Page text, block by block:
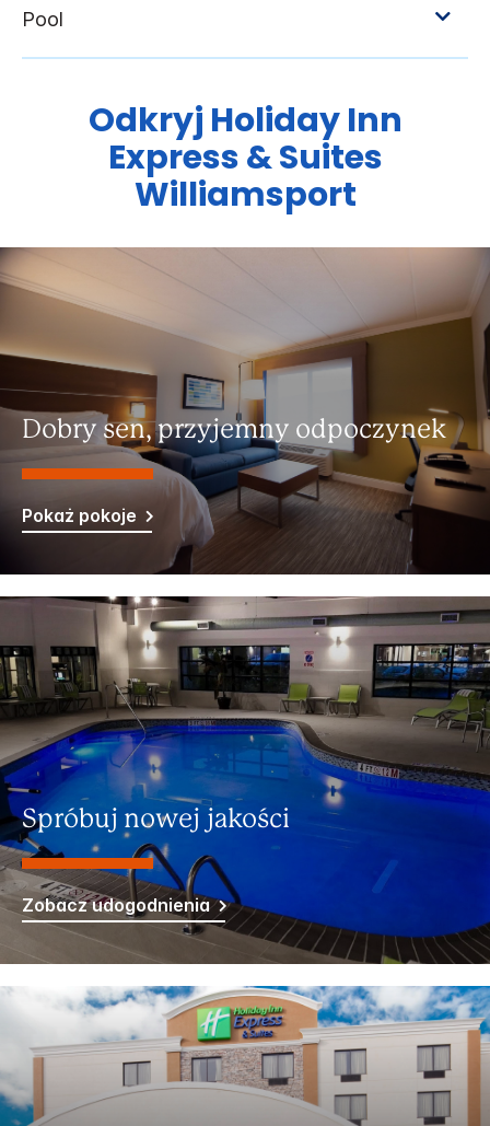
Odkryj Holiday Inn
Express & Suites
Williamsport
Dobry sen, przyjemny odpoczynek
Pokaż pokoje
Spróbuj nowej jakości
Zobacz udogodnienia